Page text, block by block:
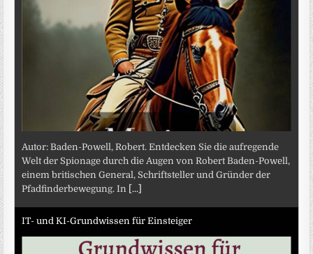
Autor: Baden-Powell, Robert. Entdecken Sie die aufregende
Welt der Spionage durch die Augen von Robert Baden-Powell,
einem britischen General, Schriftsteller und Gründer der
Pfadfinderbewegung. In [...]
IT- und KI-Grundwissen für Einsteiger